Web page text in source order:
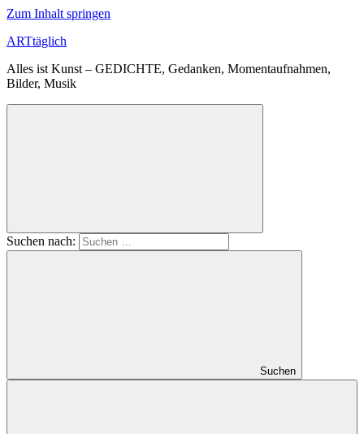
Zum Inhalt springen
ARTtäglich
Alles ist Kunst – GEDICHTE, Gedanken, Momentaufnahmen,
Bilder, Musik
Suchen nach:
Suchen